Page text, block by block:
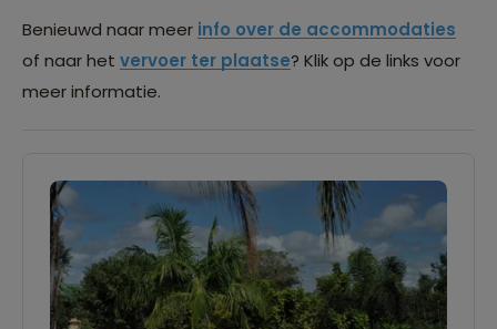
Benieuwd naar meer info over de accommodaties
of naar het vervoer ter plaatse? Klik op de links voor
meer informatie.